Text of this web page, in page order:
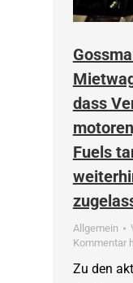
dass
Fuels
Allgemein
Kommentar
Zu den